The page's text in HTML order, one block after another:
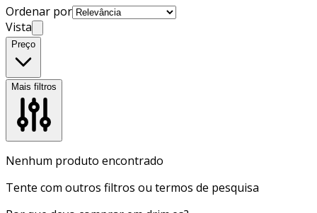
Ordenar por
Vista
Preço
Mais filtros
Nenhum produto encontrado
Tente com outros filtros ou termos de pesquisa